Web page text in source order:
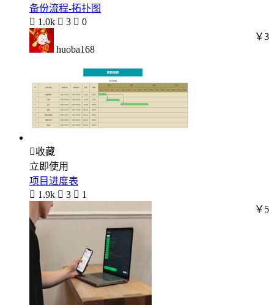
备份流程-拓扑图
 1.0k  3  0
huoba168
￥3
收藏
立即使用
项目进度表
 1.9k  3  1
￥5